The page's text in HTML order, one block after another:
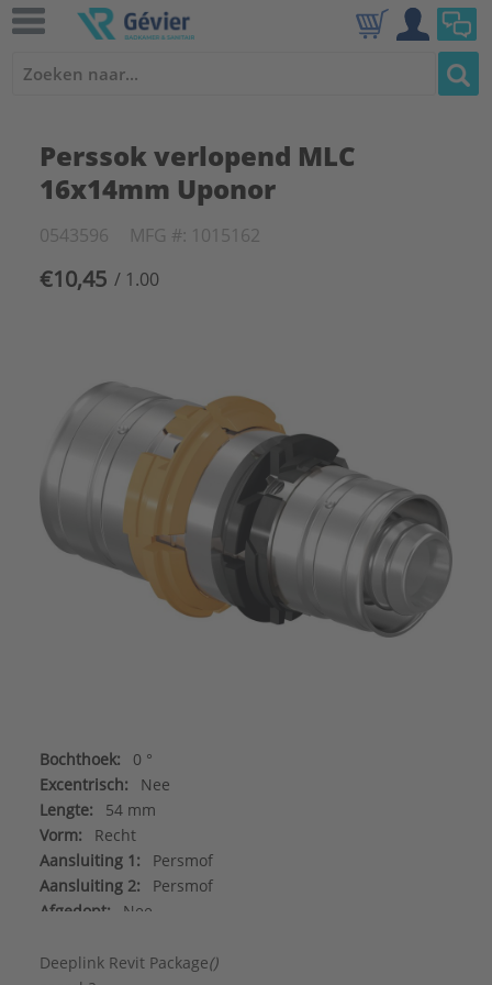
Perssok verlopend MLC
16x14mm Uponor
0543596 MFG #: 1015162
€10,45 / 1.00
Bochthoek:
0 °
Excentrisch:
Nee
Lengte:
54 mm
Vorm:
Recht
Aansluiting 1:
Persmof
Aansluiting 2:
Persmof
Afgedopt:
Nee
Gastec QA:
Nee
Deeplink Revit Package()